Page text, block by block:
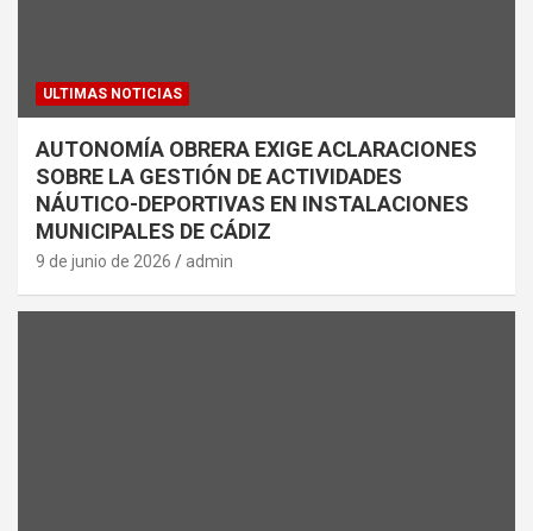
ULTIMAS NOTICIAS
AUTONOMÍA OBRERA EXIGE ACLARACIONES
SOBRE LA GESTIÓN DE ACTIVIDADES
NÁUTICO-DEPORTIVAS EN INSTALACIONES
MUNICIPALES DE CÁDIZ
9 de junio de 2026 admin